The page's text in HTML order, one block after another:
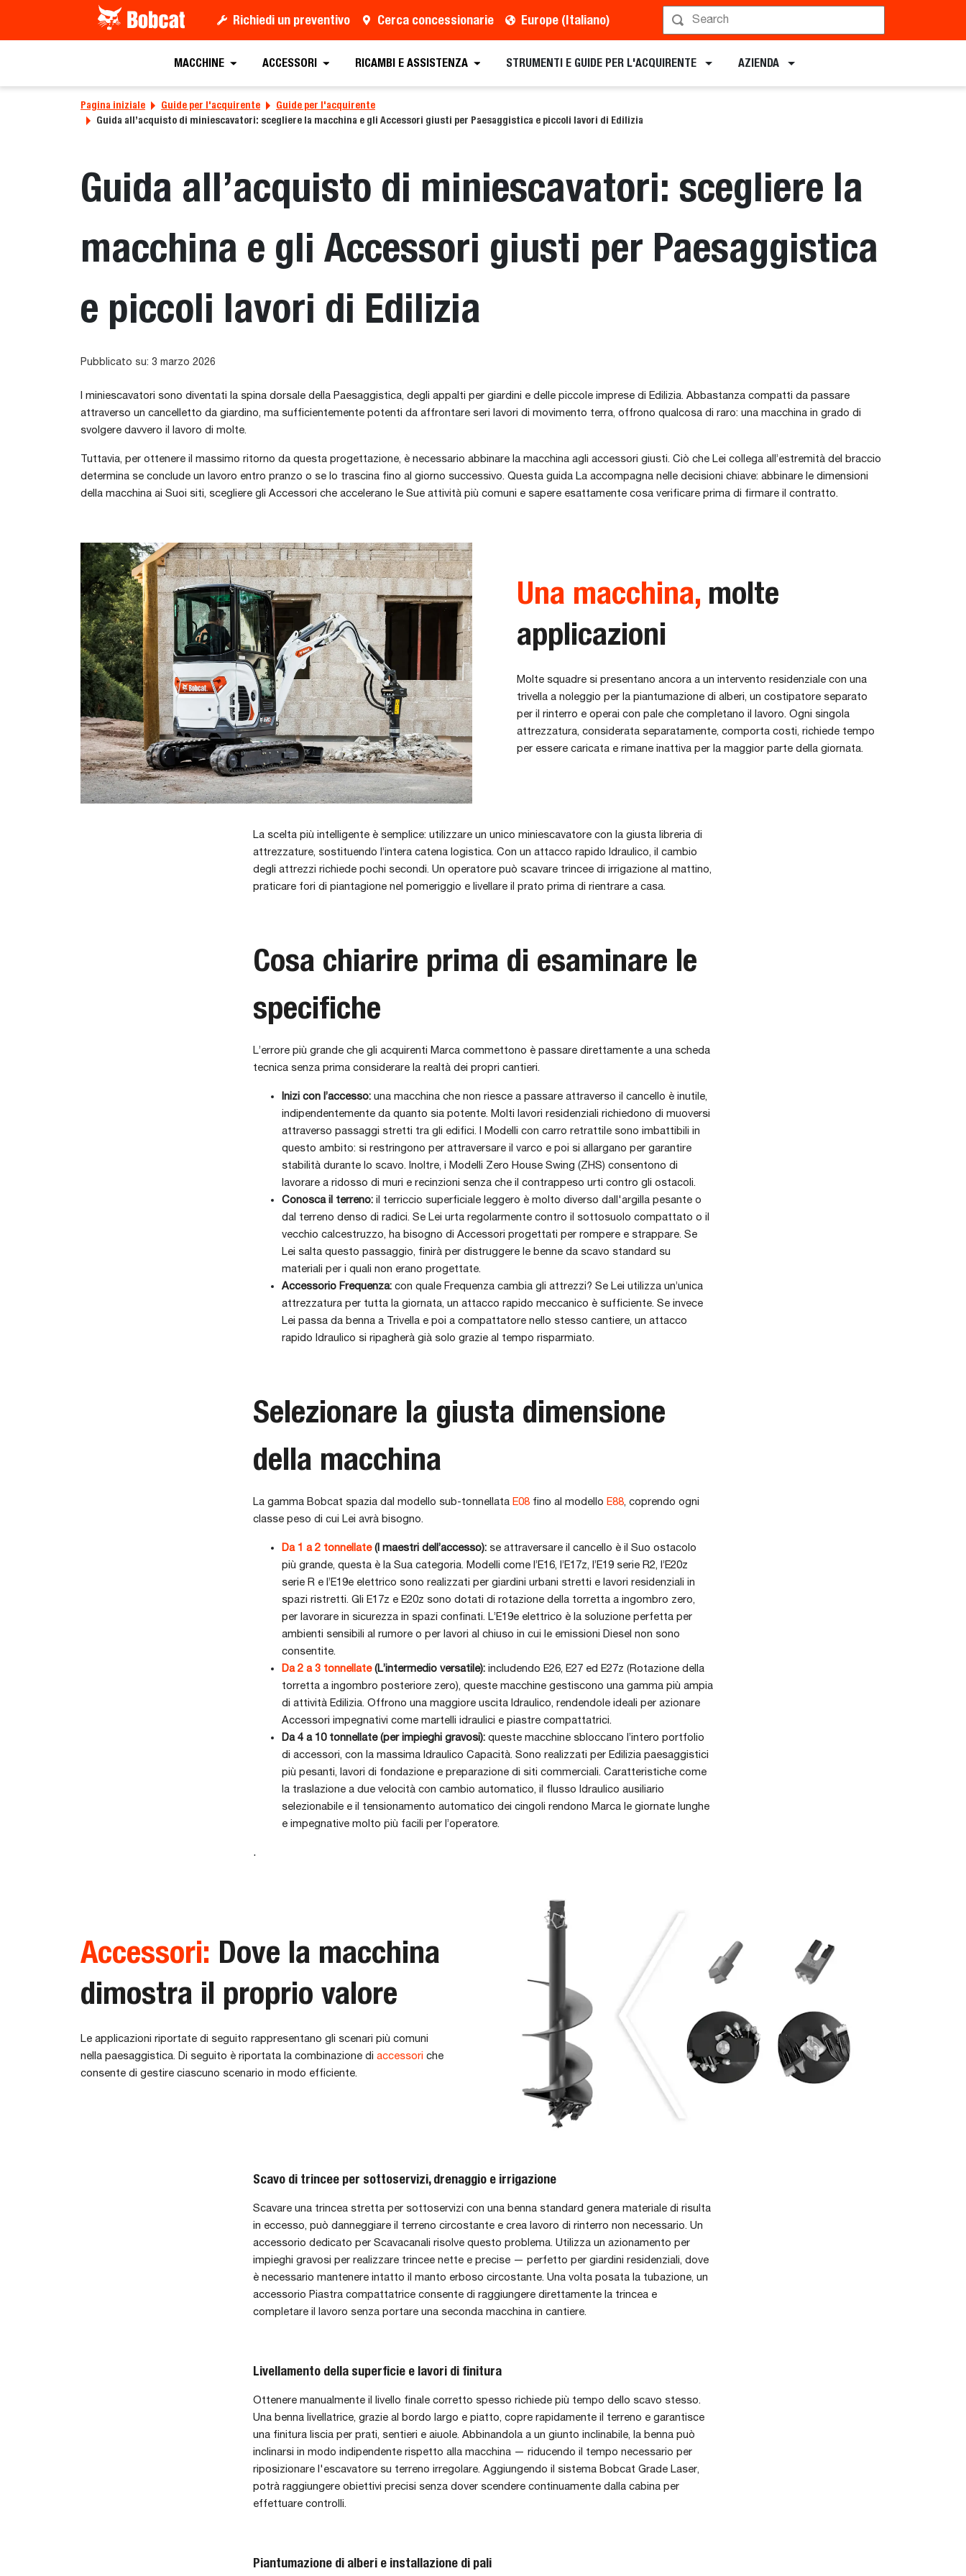
Richiedi un preventivo Cerca concessionarie Europe (Italiano)
MACCHINE ACCESSORI RICAMBI E ASSISTENZA STRUMENTI E GUIDE PER L'ACQUIRENTE AZIENDA
Pagina iniziale Guide per l'acquirente
Guide per l'acquirente
Guida all’acquisto di miniescavatori: scegliere la macchina e gli Accessori giusti per Paesaggistica e piccoli lavori di Edilizia
Guida all’acquisto di miniescavatori: scegliere la
macchina e gli Accessori giusti per Paesaggistica
e piccoli lavori di Edilizia
Pubblicato su: 3 marzo 2026
I miniescavatori sono diventati la spina dorsale della Paesaggistica, degli appalti per giardini e delle piccole imprese di Edilizia. Abbastanza compatti da passare
attraverso un cancelletto da giardino, ma sufficientemente potenti da affrontare seri lavori di movimento terra, offrono qualcosa di raro: una macchina in grado di
svolgere davvero il lavoro di molte.
Tuttavia, per ottenere il massimo ritorno da questa progettazione, è necessario abbinare la macchina agli accessori giusti. Ciò che Lei collega all’estremità del braccio
determina se conclude un lavoro entro pranzo o se lo trascina fino al giorno successivo. Questa guida La accompagna nelle decisioni chiave: abbinare le dimensioni
della macchina ai Suoi siti, scegliere gli Accessori che accelerano le Sue attività più comuni e sapere esattamente cosa verificare prima di firmare il contratto.
Una macchina, molte
applicazioni
Molte squadre si presentano ancora a un intervento residenziale con una
trivella a noleggio per la piantumazione di alberi, un costipatore separato
per il rinterro e operai con pale che completano il lavoro. Ogni singola
attrezzatura, considerata separatamente, comporta costi, richiede tempo
per essere caricata e rimane inattiva per la maggior parte della giornata.
La scelta più intelligente è semplice: utilizzare un unico miniescavatore con la giusta libreria di
attrezzature, sostituendo l’intera catena logistica. Con un attacco rapido Idraulico, il cambio
degli attrezzi richiede pochi secondi. Un operatore può scavare trincee di irrigazione al mattino,
praticare fori di piantagione nel pomeriggio e livellare il prato prima di rientrare a casa.
Cosa chiarire prima di esaminare le
specifiche
L’errore più grande che gli acquirenti Marca commettono è passare direttamente a una scheda
tecnica senza prima considerare la realtà dei propri cantieri.
Inizi con l’accesso:una macchina che non riesce a passare attraverso il cancello è inutile,
indipendentemente da quanto sia potente. Molti lavori residenziali richiedono di muoversi
attraverso passaggi stretti tra gli edifici. I Modelli con carro retrattile sono imbattibili in
questo ambito: si restringono per attraversare il varco e poi si allargano per garantire
stabilità durante lo scavo. Inoltre, i Modelli Zero House Swing (ZHS) consentono di
lavorare a ridosso di muri e recinzioni senza che il contrappeso urti contro gli ostacoli.
Conosca il terreno:il terriccio superficiale leggero è molto diverso dall'argilla pesante o
dal terreno denso di radici. Se Lei urta regolarmente contro il sottosuolo compattato o il
vecchio calcestruzzo, ha bisogno di Accessori progettati per rompere e strappare. Se
Lei salta questo passaggio, finirà per distruggere le benne da scavo standard su
materiali per i quali non erano progettate.
Accessorio Frequenza:con quale Frequenza cambia gli attrezzi? Se Lei utilizza un’unica
attrezzatura per tutta la giornata, un attacco rapido meccanico è sufficiente. Se invece
Lei passa da benna a Trivella e poi a compattatore nello stesso cantiere, un attacco
rapido Idraulico si ripagherà già solo grazie al tempo risparmiato.
Selezionare la giusta dimensione
della macchina
La gamma Bobcat spazia dal modello sub-tonnellata E08fino al modello E88, coprendo ogni
classe peso di cui Lei avrà bisogno.
Da 1 a 2 tonnellate(I maestri dell’accesso):se attraversare il cancello è il Suo ostacolo
più grande, questa è la Sua categoria. Modelli come l’E16, l’E17z, l’E19 serie R2, l’E20z
serie R e l’E19e elettrico sono realizzati per giardini urbani stretti e lavori residenziali in
spazi ristretti. Gli E17z e E20z sono dotati di rotazione della torretta a ingombro zero,
per lavorare in sicurezza in spazi confinati. L’E19e elettrico è la soluzione perfetta per
ambienti sensibili al rumore o per lavori al chiuso in cui le emissioni Diesel non sono
consentite.
Da 2 a 3 tonnellate(L’intermedio versatile):includendo E26, E27 ed E27z (Rotazione della
torretta a ingombro posteriore zero), queste macchine gestiscono una gamma più ampia
di attività Edilizia. Offrono una maggiore uscita Idraulico, rendendole ideali per azionare
Accessori impegnativi come martelli idraulici e piastre compattatrici.
Da 4 a 10 tonnellate (per impieghi gravosi):queste macchine sbloccano l’intero portfolio
di accessori, con la massima Idraulico Capacità. Sono realizzati per Edilizia paesaggistici
più pesanti, lavori di fondazione e preparazione di siti commerciali. Caratteristiche come
la traslazione a due velocità con cambio automatico, il flusso Idraulico ausiliario
selezionabile e il tensionamento automatico dei cingoli rendono Marca le giornate lunghe
e impegnative molto più facili per l’operatore.
.
Accessori: Dove la macchina
dimostra il proprio valore
Le applicazioni riportate di seguito rappresentano gli scenari più comuni
nella paesaggistica. Di seguito è riportata la combinazione di accessori che
consente di gestire ciascuno scenario in modo efficiente.
Scavo di trincee per sottoservizi, drenaggio e irrigazione
Scavare una trincea stretta per sottoservizi con una benna standard genera materiale di risulta
in eccesso, può danneggiare il terreno circostante e crea lavoro di rinterro non necessario. Un
accessorio dedicato per Scavacanali risolve questo problema. Utilizza un azionamento per
impieghi gravosi per realizzare trincee nette e precise — perfetto per giardini residenziali, dove
è necessario mantenere intatto il manto erboso circostante. Una volta posata la tubazione, un
accessorio Piastra compattatrice consente di raggiungere direttamente la trincea e
completare il lavoro senza portare una seconda macchina in cantiere.
Livellamento della superficie e lavori di finitura
Ottenere manualmente il livello finale corretto spesso richiede più tempo dello scavo stesso.
Una benna livellatrice, grazie al bordo largo e piatto, copre rapidamente il terreno e garantisce
una finitura liscia per prati, sentieri e aiuole. Abbinandola a un giunto inclinabile, la benna può
inclinarsi in modo indipendente rispetto alla macchina — riducendo il tempo necessario per
riposizionare l'escavatore su terreno irregolare. Aggiungendo il sistema Bobcat Grade Laser,
potrà raggiungere obiettivi precisi senza dover scendere continuamente dalla cabina per
effettuare controlli.
Piantumazione di alberi e installazione di pali